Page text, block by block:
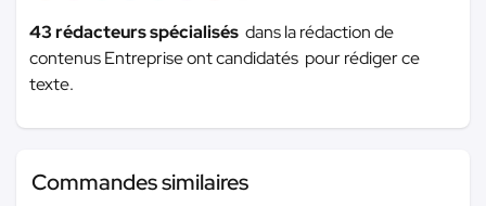
43 rédacteurs spécialisés dans la rédaction de
contenus Entreprise ont candidatés pour rédiger ce
texte.
Commandes similaires